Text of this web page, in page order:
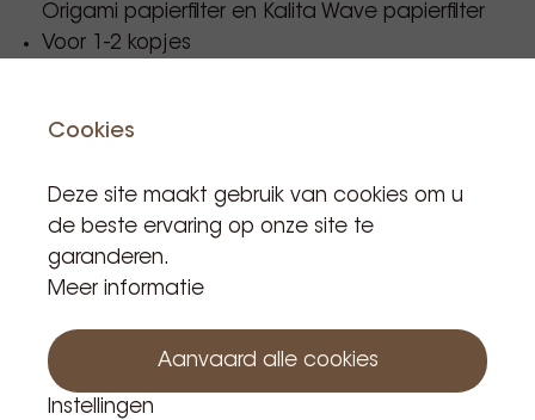
Origami papierfilter en Kalita Wave papierfilter
Voor 1-2 kopjes
ORIGAMI
Origami Dripper Small Red
Referentie code: 007219
€ 43,56
Incl. BTW
Cookies
Deze site maakt gebruik van cookies om u
de beste ervaring op onze site te
garanderen.
Meer informatie
Aanvaard alle cookies
Instellingen